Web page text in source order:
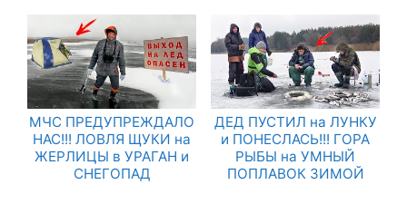
МЧС ПРЕДУПРЕЖДАЛО
НАС!!! ЛОВЛЯ ЩУКИ на
ЖЕРЛИЦЫ в УРАГАН и
СНЕГОПАД
ДЕД ПУСТИЛ на ЛУНКУ
и ПОНЕСЛАСЬ!!! ГОРА
РЫБЫ на УМНЫЙ
ПОПЛАВОК ЗИМОЙ